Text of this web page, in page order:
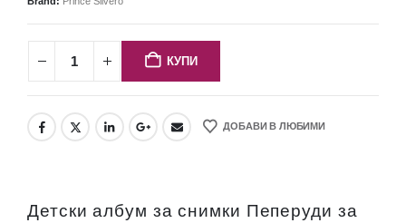
КУПИ
ДОБАВИ В ЛЮБИМИ
Детски албум за снимки Пеперуди за